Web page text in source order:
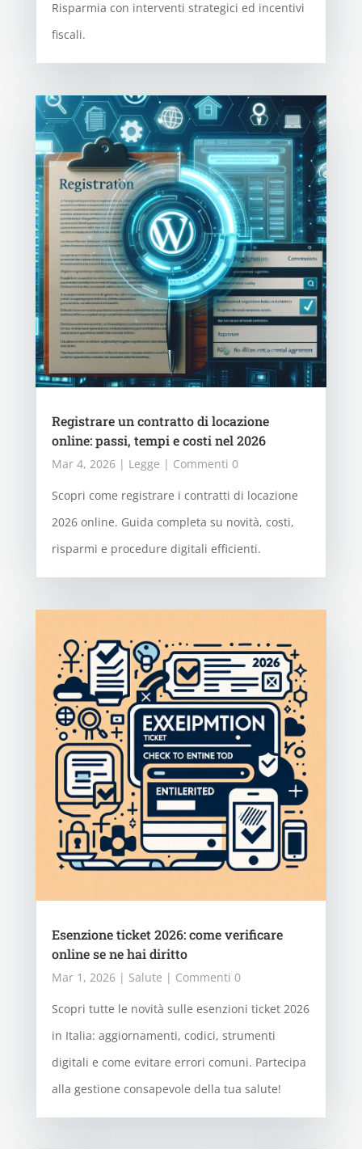
Risparmia con interventi strategici ed incentivi
fiscali.
Registrare un contratto di locazione
online: passi, tempi e costi nel 2026
Mar 4, 2026| Legge | Commenti 0
Scopri come registrare i contratti di locazione
2026 online. Guida completa su novità, costi,
risparmi e procedure digitali efficienti.
Esenzione ticket 2026: come verificare
online se ne hai diritto
Mar 1, 2026| Salute | Commenti 0
Scopri tutte le novità sulle esenzioni ticket 2026
in Italia: aggiornamenti, codici, strumenti
digitali e come evitare errori comuni. Partecipa
alla gestione consapevole della tua salute!